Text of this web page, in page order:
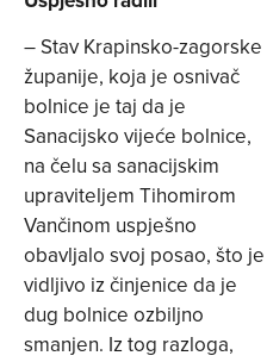
– Stav Krapinsko-zagorske
županije, koja je osnivač
bolnice je taj da je
Sanacijsko vijeće bolnice,
na čelu sa sanacijskim
upraviteljem Tihomirom
Vančinom uspješno
obavljalo svoj posao, što je
vidljivo iz činjenice da je
dug bolnice ozbiljno
smanjen. Iz tog razloga,